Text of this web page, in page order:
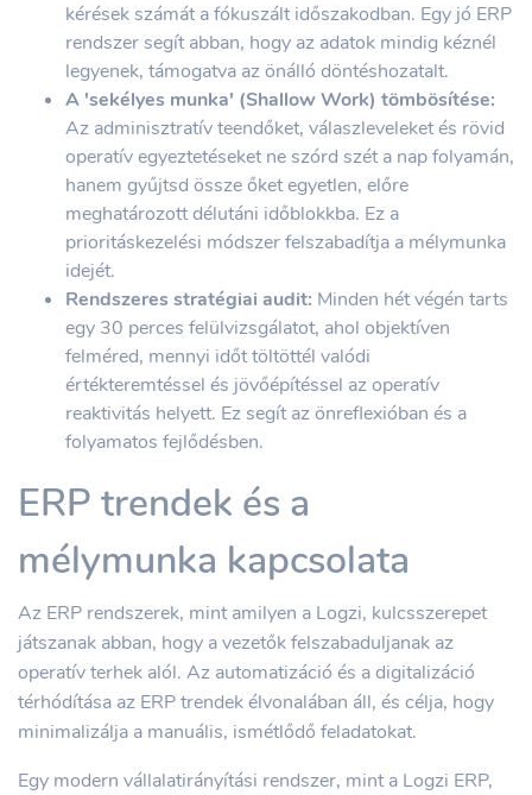
kérések számát a fókuszált időszakodban. Egy jó ERP
rendszer segít abban, hogy az adatok mindig kéznél
legyenek, támogatva az önálló döntéshozatalt.
A 'sekélyes munka' (Shallow Work) tömbösítése:
Az adminisztratív teendőket, válaszleveleket és rövid
operatív egyeztetéseket ne szórd szét a nap folyamán,
hanem gyűjtsd össze őket egyetlen, előre
meghatározott délutáni időblokkba. Ez a
prioritáskezelési módszer felszabadítja a mélymunka
idejét.
Rendszeres stratégiai audit: Minden hét végén tarts
egy 30 perces felülvizsgálatot, ahol objektíven
felméred, mennyi időt töltöttél valódi
értékteremtéssel és jövőépítéssel az operatív
reaktivitás helyett. Ez segít az önreflexióban és a
folyamatos fejlődésben.
ERP trendek és a
mélymunka kapcsolata
Az ERP rendszerek, mint amilyen a Logzi, kulcsszerepet
játszanak abban, hogy a vezetők felszabaduljanak az
operatív terhek alól. Az automatizáció és a digitalizáció
térhódítása az ERP trendek élvonalában áll, és célja, hogy
minimalizálja a manuális, ismétlődő feladatokat.
Egy modern vállalatirányítási rendszer, mint a Logzi ERP,